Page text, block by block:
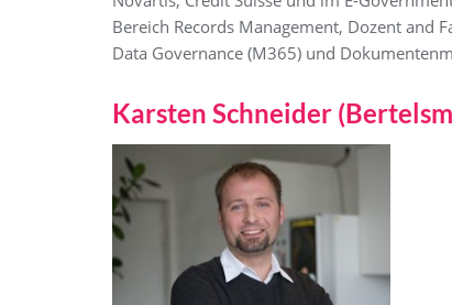
Bereich Records Management, Dozent and
Data Governance (M365) und
Karsten Schneider